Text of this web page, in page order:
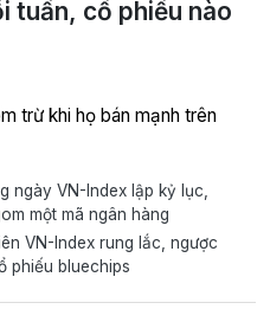
tuần, cổ phiếu nào
trừ khi họ bán mạnh trên
ngày VN-Index lập kỷ lục,
một mã ngân hàng
VN-Index rung lắc, ngược
phiếu bluechips